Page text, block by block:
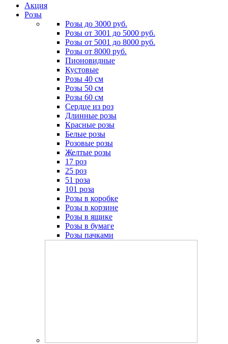
Акция
Розы
Розы до 3000 руб.
Розы от 3001 до 5000 руб.
Розы от 5001 до 8000 руб.
Розы от 8000 руб.
Пионовидные
Кустовые
Розы 40 см
Розы 50 см
Розы 60 см
Сердце из роз
Длинные розы
Красные розы
Белые розы
Розовые розы
Желтые розы
17 роз
25 роз
51 роза
101 роза
Розы в коробке
Розы в корзине
Розы в ящике
Розы в бумаге
Розы пачками